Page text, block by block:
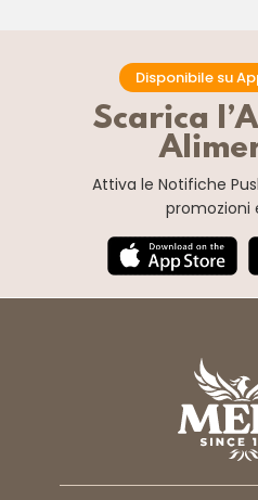
Disponibile su
Scarica
Attiva le Notifiche
promozioni